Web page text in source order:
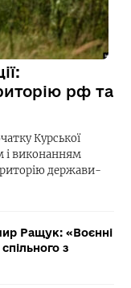
рф та
Курської
і виконанням
держави-
Ращук: «Воєнні
з